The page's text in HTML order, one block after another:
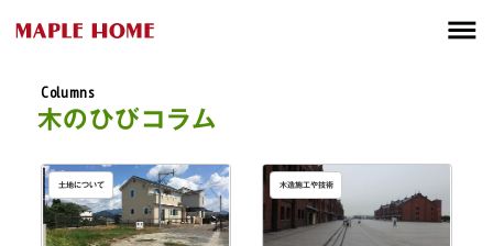
Columns
木のひびコラム
土地について 木造施工や技術